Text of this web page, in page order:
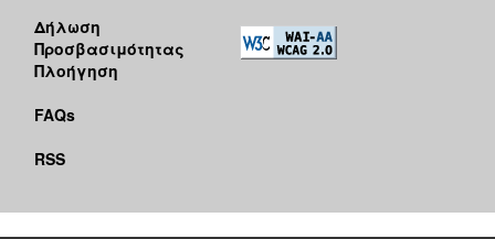
Δήλωση
Προσβασιμότητας
Πλοήγηση
FAQs
RSS